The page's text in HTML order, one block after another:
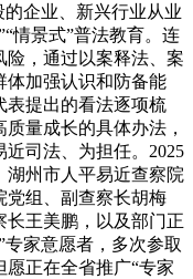
企业、新兴行业从业
情景式”普法教育。连
险，通过以案释法、案
体加强认识和防备能
表提出的看法逐项梳
量成长的具体办法，
司法、为担任。2025
湖州市人平易近查察院
党组、副查察长胡梅
王美鹏，以及部门正
家意愿者，多次参取
正在全省推广“专家